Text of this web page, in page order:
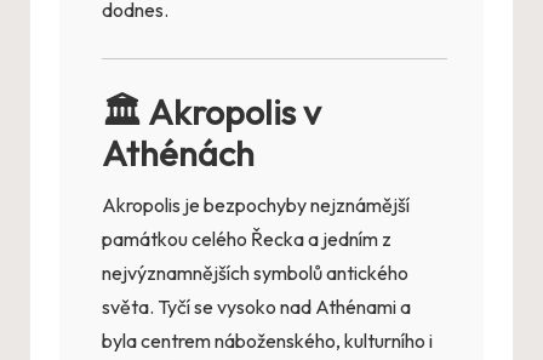
dodnes.
🏛️ Akropolis v
Athénách
Akropolis je bezpochyby nejznámější
památkou celého Řecka a jedním z
nejvýznamnějších symbolů antického
světa. Tyčí se vysoko nad Athénami a
byla centrem náboženského, kulturního i